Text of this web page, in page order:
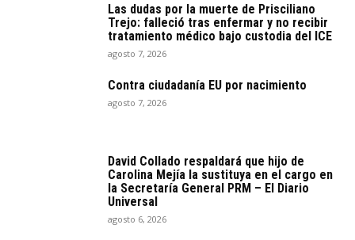
Las dudas por la muerte de Prisciliano
Trejo: falleció tras enfermar y no recibir
tratamiento médico bajo custodia del ICE
agosto 7, 2026
Contra ciudadanía EU por nacimiento
agosto 7, 2026
David Collado respaldará que hijo de
Carolina Mejía la sustituya en el cargo en
la Secretaría General PRM – El Diario
Universal
agosto 6, 2026